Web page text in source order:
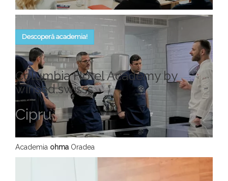
Descoperă academia!
Columbia Hotel Academy by
winsed.swisss
Cipru
Academia ohma Oradea